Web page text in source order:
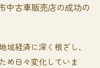
中古車販売店の成功の
経済に深く根ざし、
め日々変化していま